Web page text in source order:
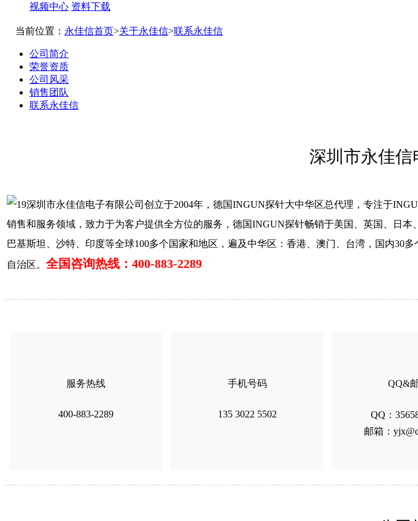
视频中心 资料下载
当前位置： 永佳信首页>关于永佳信>联系永佳信
公司简介
荣誉资质
公司风采
销售团队
联系永佳信
深圳市永佳信
深圳市永佳信电子有限公司创立于2004年，德国INGUN探针大中华区总代理，专注于
销售和服务领域，致力于为客户提供全方位的服务，德国INGUN探针畅销于美国、英国、日本
巴基斯坦、沙特、印度等全球100多个国家和地区，遍及中华区：香港、澳门、台湾，国内30多
自治区。 全国咨询热线： 400-883-2289
服务热线
400-883-2289
手机号码
135 3022 5502
QQ&
QQ：
邮箱：